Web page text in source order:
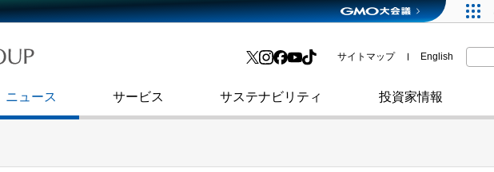
社史
渋谷フクラス入館方法
ニュース
取材のお申し込みについて
サービス
その他
サステナビリティ
SDGsへの取り組み
政府・自治体からの認定
投資家情報
よくあるご質問 格付・社債情報
サイトマップ English